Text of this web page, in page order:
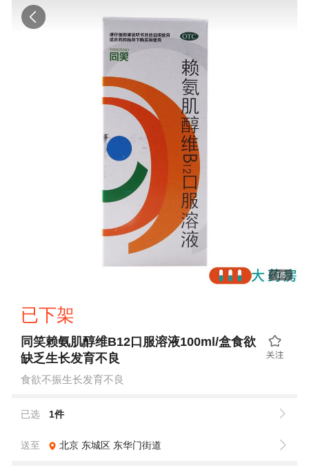
1/5
已下架
同笑赖氨肌醇维B12口服溶液100ml/盒食欲
缺乏生长发育不良
食欲不振生长发育不良
已选 1件
送至 北京 东城区 东华门街道